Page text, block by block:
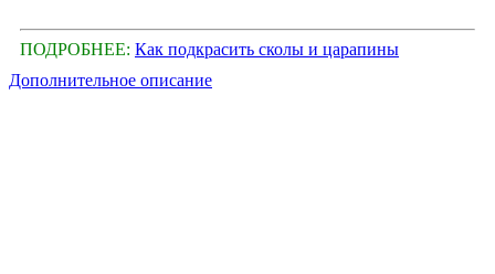
ПОДРОБНЕЕ: Как подкрасить сколы и царапины
Дополнительное описание